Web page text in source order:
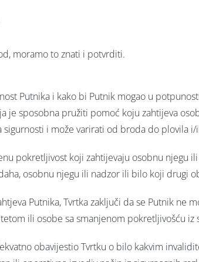
moramo to znati i potvrditi.
Putnika i kako bi Putnik mogao u
sposobna pružiti pomoć koju zahtijeva
i može varirati od broda do plovila
pokretljivost koji zahtijevaju osobnu njegu
osobnu njegu ili nadzor ili bilo koji drugi
Putnika, Tvrtka zaključi da se Putnik ne
ili osobe sa smanjenom pokretljivošću
obavijestio Tvrtku o bilo kakvim